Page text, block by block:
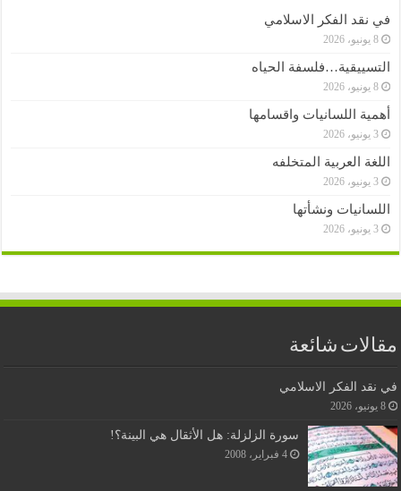
في نقد الفكر الاسلامي
8 يونيو، 2026
التسييقية…فلسفة الحياه
8 يونيو، 2026
أهمية اللسانيات واقسامها
3 يونيو، 2026
اللغة العربية المتخلفه
3 يونيو، 2026
اللسانيات ونشأتها
3 يونيو، 2026
مقالات شائعة
في نقد الفكر الاسلامي
8 يونيو، 2026
سورة الزلزلة: هل الأثقال هي البينة؟!
4 فبراير، 2008